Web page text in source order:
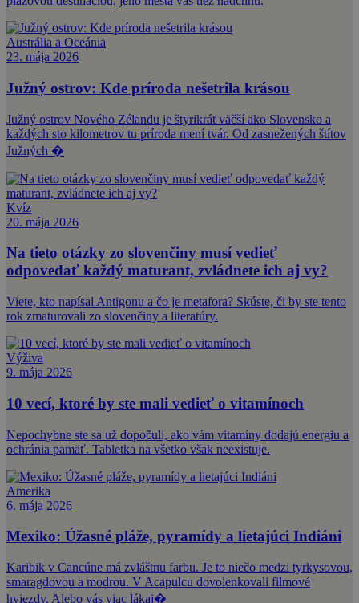
Austrália a Oceánia
23. mája 2026
Južný ostrov: Kde príroda nešetrila krásou
Južný ostrov Nového Zélandu je štyrikrát väčší ako Slovensko a
každých sto kilometrov tu príroda mení tvár. Od zasnežených štítov
Južných �
Kvíz
20. mája 2026
Na tieto otázky zo slovenčiny musí vedieť
odpovedať každý maturant, zvládnete ich aj vy?
Viete, kto napísal Antigonu a čo je metafora? Skúste, či by ste tento
rok zmaturovali zo slovenčiny a literatúry.
Výživa
9. mája 2026
10 vecí, ktoré by ste mali vedieť o vitamínoch
Nepochybne ste sa už dopočuli, ako vám vitamíny dodajú energiu a
ochránia pamäť. Tabletka na všetko však neexistuje.
Amerika
6. mája 2026
Mexiko: Úžasné pláže, pyramídy a lietajúci Indiáni
Karibik v Cancúne má zvláštnu farbu. Je to niečo medzi tyrkysovou,
smaragdovou a modrou. V Acapulcu dovolenkovali filmové
hviezdy. Alebo vás viac lákaj�